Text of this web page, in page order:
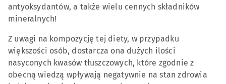
antyoksydantów, a także wielu cennych składników
mineralnych!
Z uwagi na kompozycję tej diety, w przypadku
większości osób, dostarcza ona dużych ilości
nasyconych kwasów tłuszczowych, które zgodnie z
obecną wiedzą wpływają negatywnie na stan zdrowia